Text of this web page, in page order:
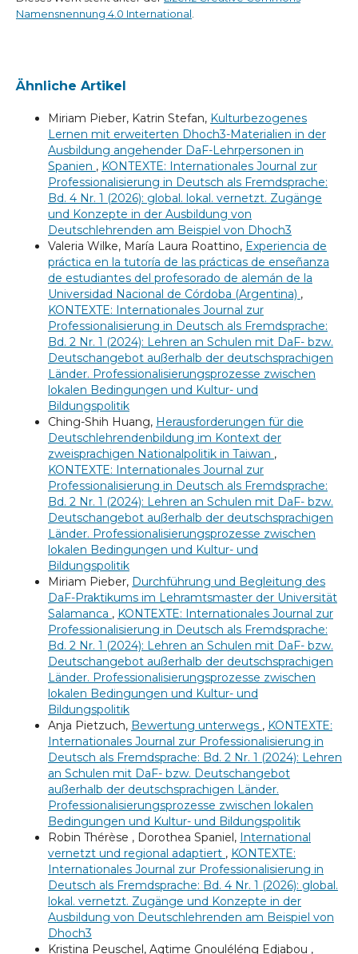
Namensnennung 4.0 International.
Ähnliche Artikel
Miriam Pieber, Katrin Stefan, Kulturbezogenes
Lernen mit erweiterten Dhoch3-Materialien in der
Ausbildung angehender DaF-Lehrpersonen in
Spanien , KONTEXTE: Internationales Journal zur
Professionalisierung in Deutsch als Fremdsprache:
Bd. 4 Nr. 1 (2026): global. lokal. vernetzt. Zugänge
und Konzepte in der Ausbildung von
Deutschlehrenden am Beispiel von Dhoch3
Valeria Wilke, María Laura Roattino, Experiencia de
práctica en la tutoría de las prácticas de enseñanza
de estudiantes del profesorado de alemán de la
Universidad Nacional de Córdoba (Argentina) ,
KONTEXTE: Internationales Journal zur
Professionalisierung in Deutsch als Fremdsprache:
Bd. 2 Nr. 1 (2024): Lehren an Schulen mit DaF- bzw.
Deutschangebot außerhalb der deutschsprachigen
Länder. Professionalisierungsprozesse zwischen
lokalen Bedingungen und Kultur- und
Bildungspolitik
Ching-Shih Huang, Herausforderungen für die
Deutschlehrendenbildung im Kontext der
zweisprachigen Nationalpolitik in Taiwan ,
KONTEXTE: Internationales Journal zur
Professionalisierung in Deutsch als Fremdsprache:
Bd. 2 Nr. 1 (2024): Lehren an Schulen mit DaF- bzw.
Deutschangebot außerhalb der deutschsprachigen
Länder. Professionalisierungsprozesse zwischen
lokalen Bedingungen und Kultur- und
Bildungspolitik
Miriam Pieber, Durchführung und Begleitung des
DaF-Praktikums im Lehramtsmaster der Universität
Salamanca , KONTEXTE: Internationales Journal zur
Professionalisierung in Deutsch als Fremdsprache:
Bd. 2 Nr. 1 (2024): Lehren an Schulen mit DaF- bzw.
Deutschangebot außerhalb der deutschsprachigen
Länder. Professionalisierungsprozesse zwischen
lokalen Bedingungen und Kultur- und
Bildungspolitik
Anja Pietzuch, Bewertung unterwegs , KONTEXTE:
Internationales Journal zur Professionalisierung in
Deutsch als Fremdsprache: Bd. 2 Nr. 1 (2024): Lehren
an Schulen mit DaF- bzw. Deutschangebot
außerhalb der deutschsprachigen Länder.
Professionalisierungsprozesse zwischen lokalen
Bedingungen und Kultur- und Bildungspolitik
Robin Thérèse , Dorothea Spaniel, International
vernetzt und regional adaptiert , KONTEXTE:
Internationales Journal zur Professionalisierung in
Deutsch als Fremdsprache: Bd. 4 Nr. 1 (2026): global.
lokal. vernetzt. Zugänge und Konzepte in der
Ausbildung von Deutschlehrenden am Beispiel von
Dhoch3
Kristina Peuschel, Aqtime Gnouléléng Edjabou ,